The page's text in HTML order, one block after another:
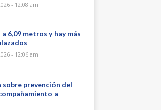
- 12:08 am
6,09 metros y hay más
- 12:06 am
sobre prevención del
a